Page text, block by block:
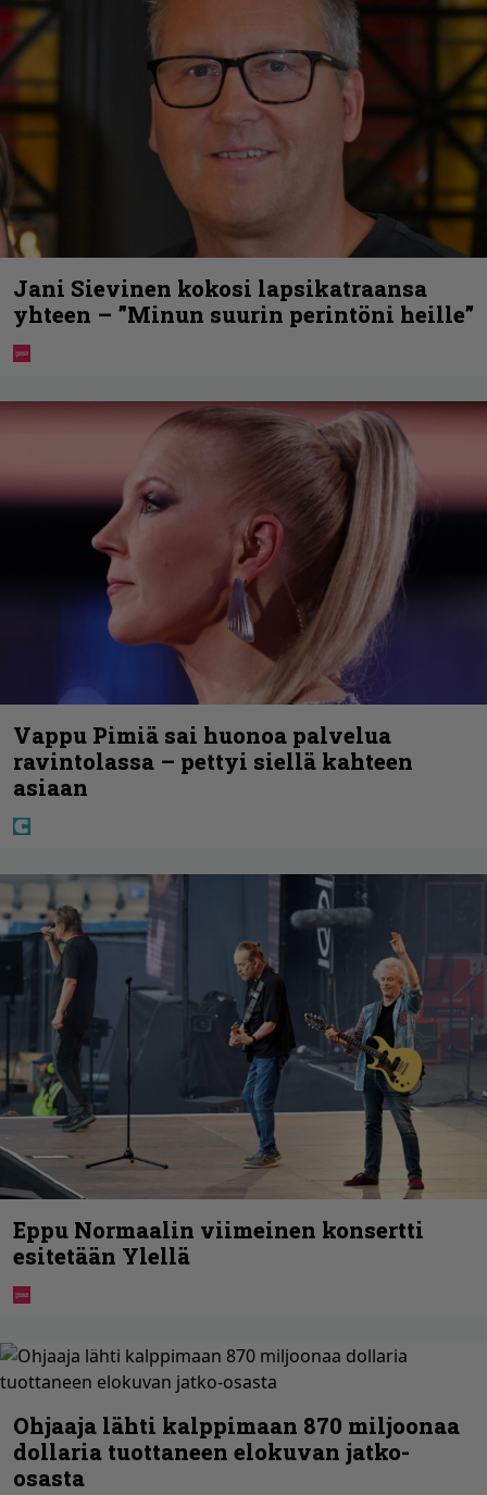
Jani Sievinen kokosi lapsikatraansa
yhteen – ”Minun suurin perintöni heille”
Vappu Pimiä sai huonoa palvelua
ravintolassa – pettyi siellä kahteen
asiaan
Eppu Normaalin viimeinen konsertti
esitetään Ylellä
Ohjaaja lähti kalppimaan 870 miljoonaa
dollaria tuottaneen elokuvan jatko-
osasta